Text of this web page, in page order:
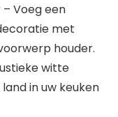
Voeg een
met
houder.
witte
in uw keuken